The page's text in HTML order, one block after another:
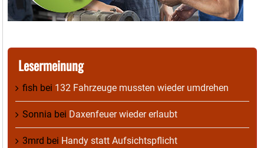
Lesermeinung
fish bei 132 Fahrzeuge mussten wieder umdrehen
Sonnia bei Daxenfeuer wieder erlaubt
3mrd bei Handy statt Aufsichtspflicht